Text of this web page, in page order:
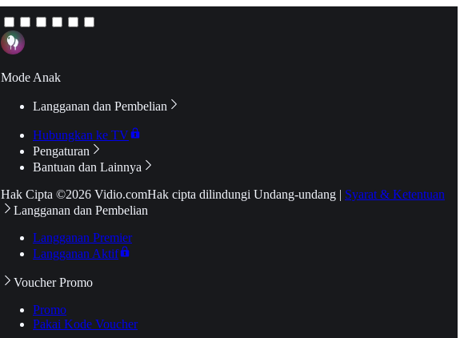
Mode Anak
Langganan dan Pembelian
Hubungkan ke TV
Pengaturan
Bantuan dan Lainnya
Hak Cipta ©2026 Vidio.comHak cipta dilindungi Undang-undang | Syarat & Ketentuan
Langganan dan Pembelian
Langganan Premier
Langganan Aktif
Voucher Promo
Promo
Pakai Kode Voucher